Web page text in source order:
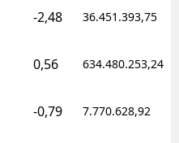
-2,48 36.451.393,75
0,56 634.480.253,24
-0,79 7.770.628,92